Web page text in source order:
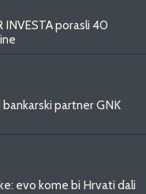
INVESTA porasli 40
partner GNK
evo kome bi Hrvati dali